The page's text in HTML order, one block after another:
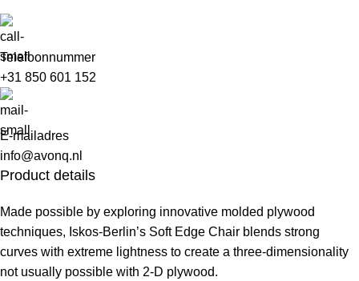
Telefoonnummer
+31 850 601 152
E-mailadres
info@avonq.nl
Product details
Made possible by exploring innovative molded plywood
techniques, Iskos-Berlin’s Soft Edge Chair blends strong
curves with extreme lightness to create a three-dimensionality
not usually possible with 2-D plywood.